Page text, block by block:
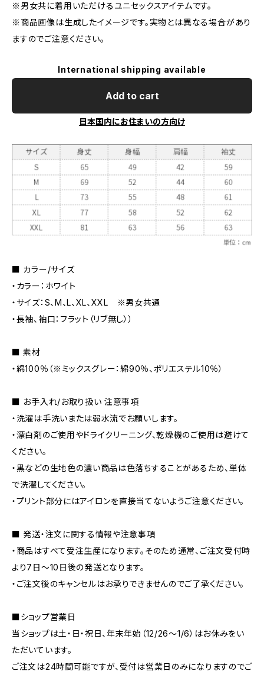
※男女共に着用いただけるユニセックスアイテムです。
※商品画像は生成したイメージです。実物とは異なる場合があり
ますのでご注意ください。
International shipping available
Add to cart
日本国内にお住まいの方向け
■ カラー/サイズ
・カラー：ホワイト
・サイズ：S、M、L、XL、XXL ※男女共通
・長袖、袖口：フラット（リブ無し））
■ 素材
・綿100％（※ミックスグレー：綿90％、ポリエステル10％）
■ お手入れ/お取り扱い 注意事項
・洗濯は手洗いまたは弱水流でお願いします。
・漂白剤のご使用やドライクリーニング、乾燥機のご使用は避けて
ください。
・黒などの生地色の濃い商品は色落ちすることがあるため、単体
で洗濯してください。
・プリント部分にはアイロンを直接当てないようご注意ください。
■ 発送・注文に関する情報や注意事項
・商品はすべて受注生産になります。そのため通常、ご注文受付時
より7日〜10日後の発送となります。
・ご注文後のキャンセルはお承りできませんのでご了承ください。
■ショップ営業日
当ショップは土・日・祝日、年末年始（12/26〜1/6）はお休みをい
ただいています。
ご注文は24時間可能ですが、受付は営業日のみになりますのでご